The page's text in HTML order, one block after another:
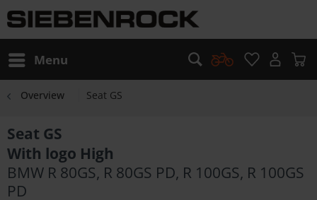
Menu
Overview Seat GS
Seat GS
With logo High
BMW R 80GS, R 80GS PD, R 100GS, R 100GS
PD